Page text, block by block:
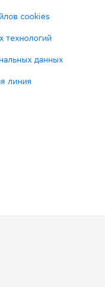
cookies
технологий
данных
линия